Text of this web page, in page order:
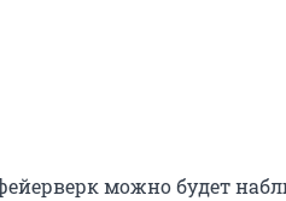
можно будет